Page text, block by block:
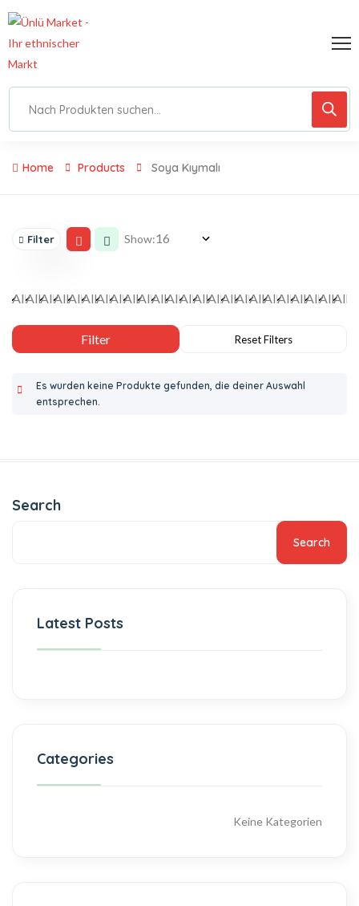
Home Products Soya Kıymalı
Filter Show:
Es wurden keine Produkte gefunden, die deiner Auswahl
entsprechen.
Search
Search
Latest Posts
Categories
Keine Kategorien